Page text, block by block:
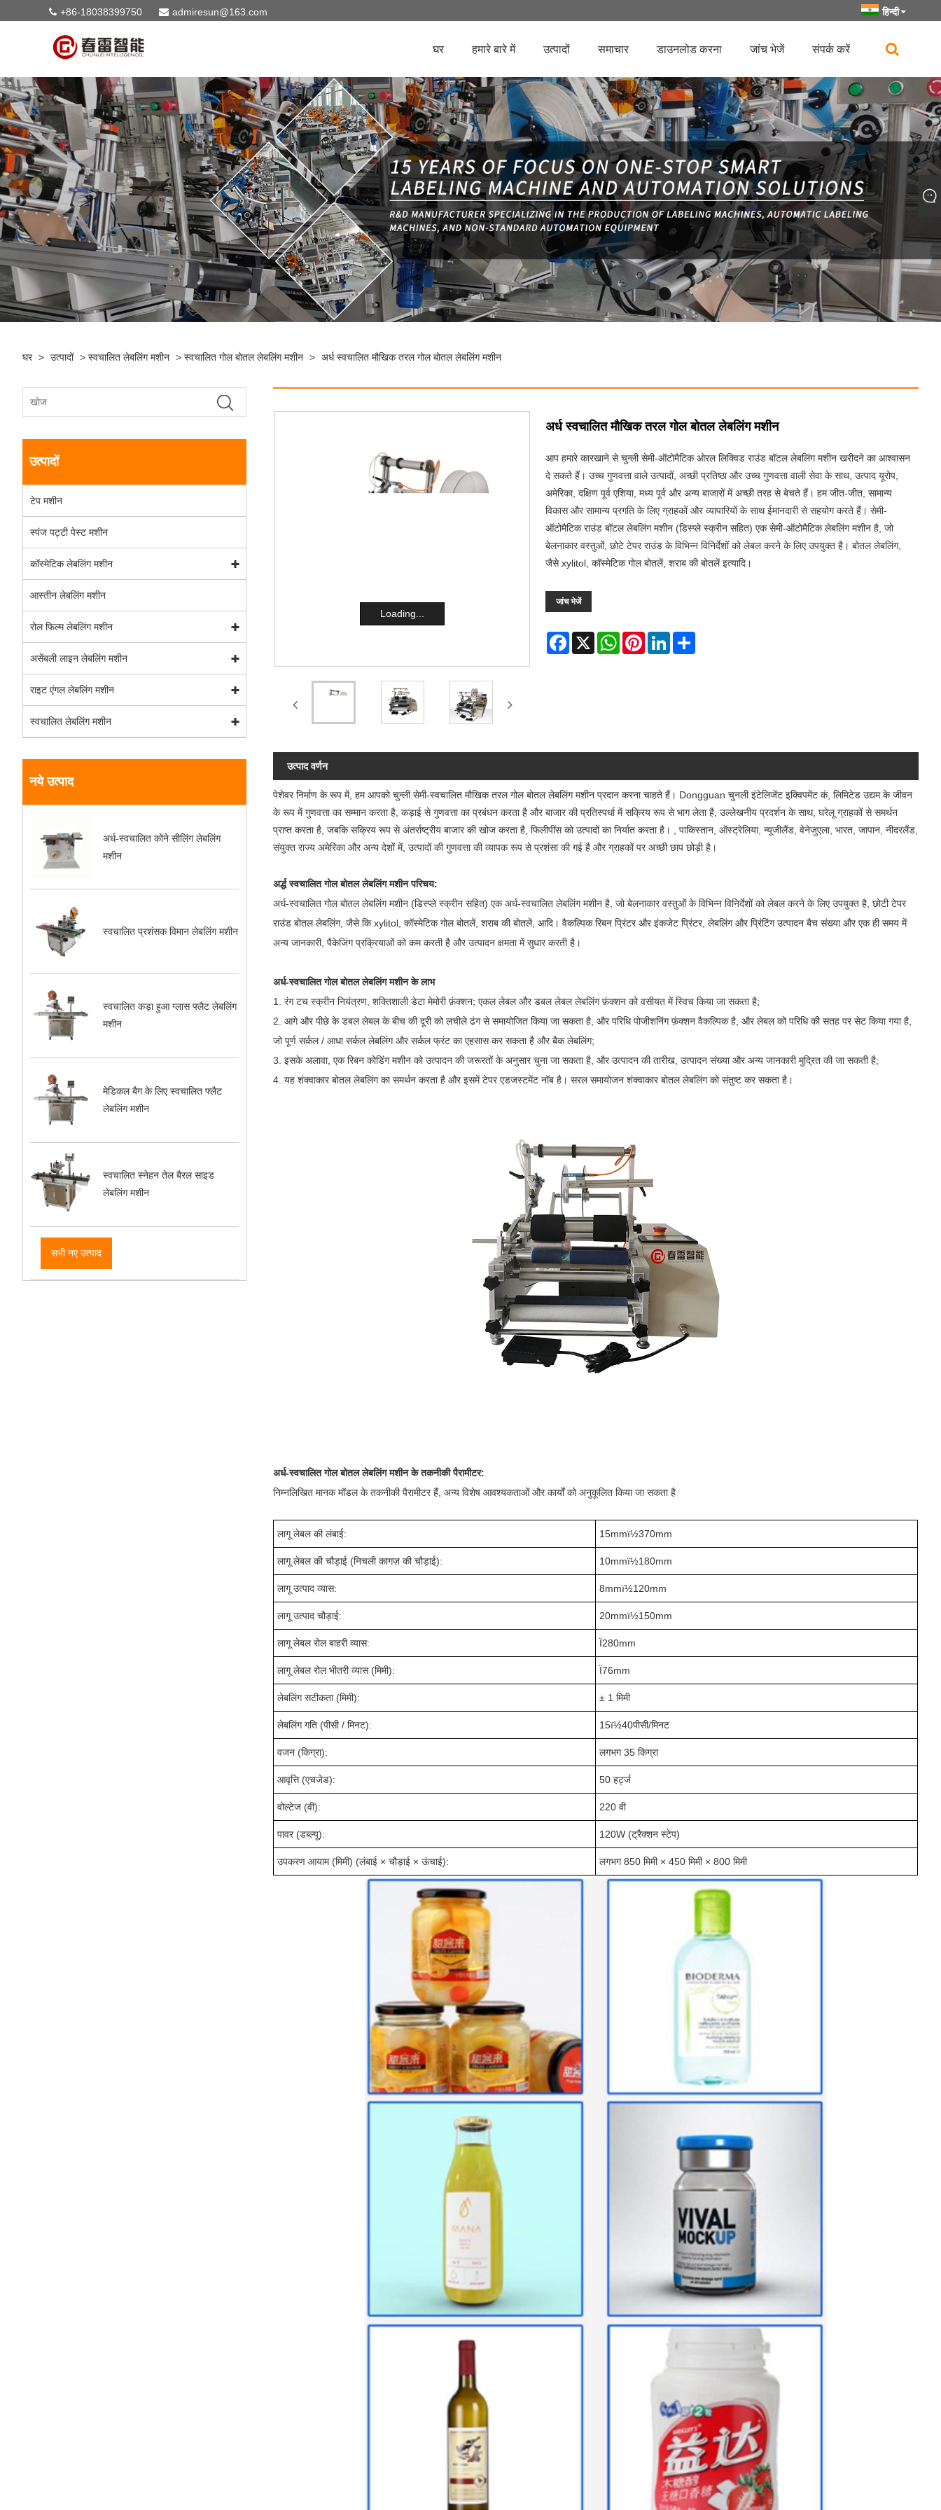
+86-18038399750 admiresun@163.com हिन्दी
घर हमारे बारे में उत्पादों समाचार डाउनलोड करना जांच भेजें संपर्क करें
घर > उत्पादों > स्वचालित लेबलिंग मशीन > स्वचालित गोल बोतल लेबलिंग मशीन > अर्ध स्वचालित मौखिक तरल गोल बोतल लेबलिंग मशीन
उत्पादों
टेप मशीन
स्पंज पट्टी पेस्ट मशीन
कॉस्मेटिक लेबलिंग मशीन
आस्तीन लेबलिंग मशीन
रोल फिल्म लेबलिंग मशीन
असेंबली लाइन लेबलिंग मशीन
राइट एंगल लेबलिंग मशीन
स्वचालित लेबलिंग मशीन
नये उत्पाद
अर्ध-स्वचालित कोने सीलिंग लेबलिंग
मशीन
स्वचालित प्रशंसक विमान लेबलिंग मशीन
स्वचालित कड़ा हुआ ग्लास फ्लैट लेबलिंग
मशीन
मेडिकल बैग के लिए स्वचालित फ्लैट
लेबलिंग मशीन
स्वचालित स्नेहन तेल बैरल साइड
लेबलिंग मशीन
सभी नए उत्पाद
Loading...
अर्ध स्वचालित मौखिक तरल गोल बोतल लेबलिंग मशीन
आप हमारे कारखाने से चुन्ली सेमी-ऑटोमैटिक ओरल लिक्विड राउंड बॉटल लेबलिंग मशीन खरीदने का आश्वासन
दे सकते हैं। उच्च गुणवत्ता वाले उत्पादों, अच्छी प्रतिष्ठा और उच्च गुणवत्ता वाली सेवा के साथ, उत्पाद यूरोप,
अमेरिका, दक्षिण पूर्व एशिया, मध्य पूर्व और अन्य बाजारों में अच्छी तरह से बेचते हैं। हम जीत-जीत, सामान्य
विकास और सामान्य प्रगति के लिए ग्राहकों और व्यापारियों के साथ ईमानदारी से सहयोग करते हैं। सेमी-
ऑटोमैटिक राउंड बॉटल लेबलिंग मशीन (डिस्प्ले स्क्रीन सहित) एक सेमी-ऑटोमैटिक लेबलिंग मशीन है, जो
बेलनाकार वस्तुओं, छोटे टेपर राउंड के विभिन्न विनिर्देशों को लेबल करने के लिए उपयुक्त है। बोतल लेबलिंग,
जैसे xylitol, कॉस्मेटिक गोल बोतलें, शराब की बोतलें इत्यादि।
जांच भेजें
Facebook
X WhatsAppPinterestLinkedIn
उत्पाद वर्णन
पेशेवर निर्माण के रूप में, हम आपको चुन्ली सेमी-स्वचालित मौखिक तरल गोल बोतल लेबलिंग मशीन प्रदान करना चाहते हैं। Dongguan चुनली इंटेलिजेंट इक्विपमेंट कं, लिमिटेड उद्यम के जीवन
के रूप में गुणवत्ता का सम्मान करता है, कड़ाई से गुणवत्ता का प्रबंधन करता है और बाजार की प्रतिस्पर्धा में सक्रिय रूप से भाग लेता है, उल्लेखनीय प्रदर्शन के साथ, घरेलू ग्राहकों से समर्थन
प्राप्त करता है, जबकि सक्रिय रूप से अंतर्राष्ट्रीय बाजार की खोज करता है, फिलीपींस को उत्पादों का निर्यात करता है। , पाकिस्तान, ऑस्ट्रेलिया, न्यूजीलैंड, वेनेजुएला, भारत, जापान, नीदरलैंड,
संयुक्त राज्य अमेरिका और अन्य देशों में, उत्पादों की गुणवत्ता की व्यापक रूप से प्रशंसा की गई है और ग्राहकों पर अच्छी छाप छोड़ी है।
अर्द्ध स्वचालित गोल बोतल लेबलिंग मशीन परिचय:
अर्ध-स्वचालित गोल बोतल लेबलिंग मशीन (डिस्प्ले स्क्रीन सहित) एक अर्ध-स्वचालित लेबलिंग मशीन है, जो बेलनाकार वस्तुओं के विभिन्न विनिर्देशों को लेबल करने के लिए उपयुक्त है, छोटी टेपर
राउंड बोतल लेबलिंग, जैसे कि xylitol, कॉस्मेटिक गोल बोतलें, शराब की बोतलें, आदि। वैकल्पिक रिबन प्रिंटर और इंकजेट प्रिंटर, लेबलिंग और प्रिंटिंग उत्पादन बैच संख्या और एक ही समय में
अन्य जानकारी, पैकेजिंग प्रक्रियाओं को कम करती है और उत्पादन क्षमता में सुधार करती है।
अर्ध-स्वचालित गोल बोतल लेबलिंग मशीन के लाभ
1. रंग टच स्क्रीन नियंत्रण, शक्तिशाली डेटा मेमोरी फ़ंक्शन; एकल लेबल और डबल लेबल लेबलिंग फ़ंक्शन को वसीयत में स्विच किया जा सकता है;
2. आगे और पीछे के डबल लेबल के बीच की दूरी को लचीले ढंग से समायोजित किया जा सकता है, और परिधि पोजीशनिंग फ़ंक्शन वैकल्पिक है, और लेबल को परिधि की सतह पर सेट किया गया है,
जो पूर्ण सर्कल / आधा सर्कल लेबलिंग और सर्कल फ्रंट का एहसास कर सकता है और बैक लेबलिंग;
3. इसके अलावा, एक रिबन कोडिंग मशीन को उत्पादन की जरूरतों के अनुसार चुना जा सकता है, और उत्पादन की तारीख, उत्पादन संख्या और अन्य जानकारी मुद्रित की जा सकती है;
4. यह शंक्वाकार बोतल लेबलिंग का समर्थन करता है और इसमें टेपर एडजस्टमेंट नॉब है। सरल समायोजन शंक्वाकार बोतल लेबलिंग को संतुष्ट कर सकता है।
अर्ध-स्वचालित गोल बोतल लेबलिंग मशीन के तकनीकी पैरामीटर:
निम्नलिखित मानक मॉडल के तकनीकी पैरामीटर हैं, अन्य विशेष आवश्यकताओं और कार्यों को अनुकूलित किया जा सकता है
लागू लेबल की लंबाई: 15mmï½370mm
लागू लेबल की चौड़ाई (निचली कागज़ की चौड़ाई): 10mmï½180mm
लागू उत्पाद व्यास: 8mmï½120mm
लागू उत्पाद चौड़ाई: 20mmï½150mm
लागू लेबल रोल बाहरी व्यास: Ï280mm
लागू लेबल रोल भीतरी व्यास (मिमी): Ï76mm
लेबलिंग सटीकता (मिमी): ± 1 मिमी
लेबलिंग गति (पीसी / मिनट): 15ï½40पीसी/मिनट
वजन (किग्रा): लगभग 35 किग्रा
आवृत्ति (एचजेड): 50 हर्ट्ज
वोल्टेज (वी): 220 वी
पावर (डब्ल्यू): 120W (ट्रैक्शन स्टेप)
उपकरण आयाम (मिमी) (लंबाई × चौड़ाई × ऊंचाई): लगभग 850 मिमी × 450 मिमी × 800 मिमी